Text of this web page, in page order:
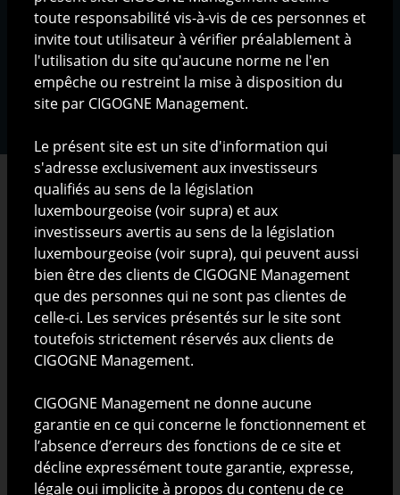
Mentions légales |
Protection des données
personnelles
| Gestion des cookies | Copyright ©
2025 CIGOGNE MANAGEMENT S.A., Luxembourg
RESTRICTIONS LEGALES
Les informations présentées sur ce site ont pour but
exclusif de présenter CIGOGNE Management S.A. (ci-
après "CIGOGNE Management") et ses activités.
Les informations publiées sur le site ne sont
constitutives ni d'une offre de produits ou de services
pouvant être assimilée à un appel public à l'épargne
ou à une quelconque activité de démarchage ou de
toute responsabilité vis-à-vis de ces personnes et
invite tout utilisateur à vérifier préalablement à
l'utilisation du site qu'aucune norme ne l'en
empêche ou restreint la mise à disposition du
site par CIGOGNE Management.
Le présent site est un site d'information qui
s'adresse exclusivement aux investisseurs
qualifiés au sens de la législation
luxembourgeoise (voir supra) et aux
investisseurs avertis au sens de la législation
luxembourgeoise (voir supra), qui peuvent aussi
bien être des clients de CIGOGNE Management
que des personnes qui ne sont pas clientes de
celle-ci. Les services présentés sur le site sont
toutefois strictement réservés aux clients de
CIGOGNE Management.
CIGOGNE Management ne donne aucune
garantie en ce qui concerne le fonctionnement et
l’absence d’erreurs des fonctions de ce site et
décline expressément toute garantie, expresse,
légale oui implicite à propos du contenu de ce